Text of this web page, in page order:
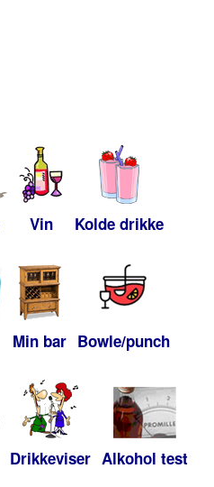
Vin Kolde drikke
Min bar Bowle/punch
Drikkeviser Alkohol test